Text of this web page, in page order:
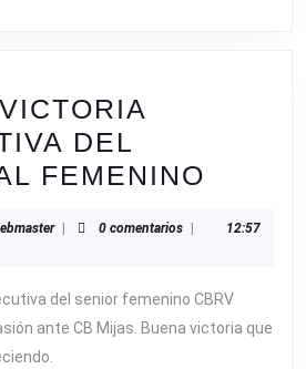
DEL
FEMENINO
webmaster0 comentarios
12:57
del senior femenino CBRV
ante CB Mijas. Buena victoria que